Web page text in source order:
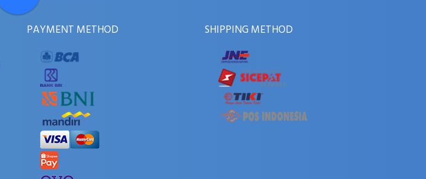
PAYMENT METHOD SHIPPING METHOD